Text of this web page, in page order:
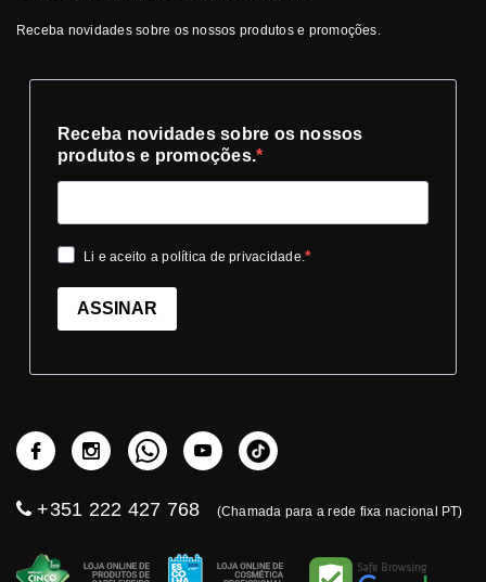
Receba novidades sobre os nossos produtos e promoções.
Receba novidades sobre os nossos
produtos e promoções.
Li e aceito a política de privacidade.
ASSINAR
+351 222 427 768 (Chamada para a rede fixa nacional PT)